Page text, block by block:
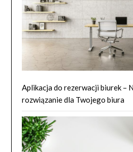
Aplikacja do rezerwacji biurek –
rozwiązanie dla Twojego biura